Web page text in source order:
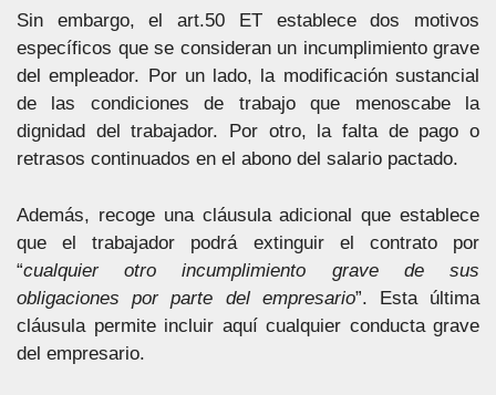
Sin embargo, el art.50 ET establece dos motivos
específicos que se consideran un incumplimiento grave
del empleador. Por un lado, la modificación sustancial
de las condiciones de trabajo que menoscabe la
dignidad del trabajador. Por otro, la falta de pago o
retrasos continuados en el abono del salario pactado.
Además, recoge una cláusula adicional que establece
que el trabajador podrá extinguir el contrato por
“cualquier otro incumplimiento grave de sus
obligaciones por parte del empresario”. Esta última
cláusula permite incluir aquí cualquier conducta grave
del empresario.